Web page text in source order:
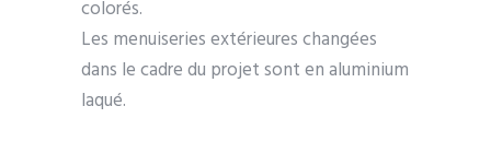
colorés.
Les menuiseries extérieures changées
dans le cadre du projet sont en aluminium
laqué.